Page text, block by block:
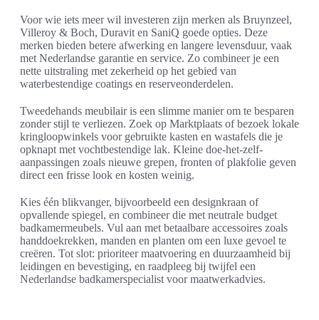
Voor wie iets meer wil investeren zijn merken als Bruynzeel,
Villeroy & Boch, Duravit en SaniQ goede opties. Deze
merken bieden betere afwerking en langere levensduur, vaak
met Nederlandse garantie en service. Zo combineer je een
nette uitstraling met zekerheid op het gebied van
waterbestendige coatings en reserveonderdelen.
Tweedehands meubilair is een slimme manier om te besparen
zonder stijl te verliezen. Zoek op Marktplaats of bezoek lokale
kringloopwinkels voor gebruikte kasten en wastafels die je
opknapt met vochtbestendige lak. Kleine doe-het-zelf-
aanpassingen zoals nieuwe grepen, fronten of plakfolie geven
direct een frisse look en kosten weinig.
Kies één blikvanger, bijvoorbeeld een designkraan of
opvallende spiegel, en combineer die met neutrale budget
badkamermeubels. Vul aan met betaalbare accessoires zoals
handdoekrekken, manden en planten om een luxe gevoel te
creëren. Tot slot: prioriteer maatvoering en duurzaamheid bij
leidingen en bevestiging, en raadpleeg bij twijfel een
Nederlandse badkamerspecialist voor maatwerkadvies.